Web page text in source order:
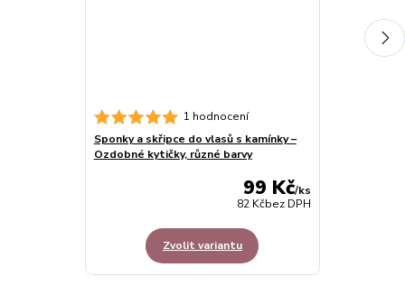
1 hodnocení
Sponky a skřipce do vlasů s kamínky –
Ozdobné kytičky, různé barvy
99 Kč/ks
82 Kčbez DPH
Zvolit variantu